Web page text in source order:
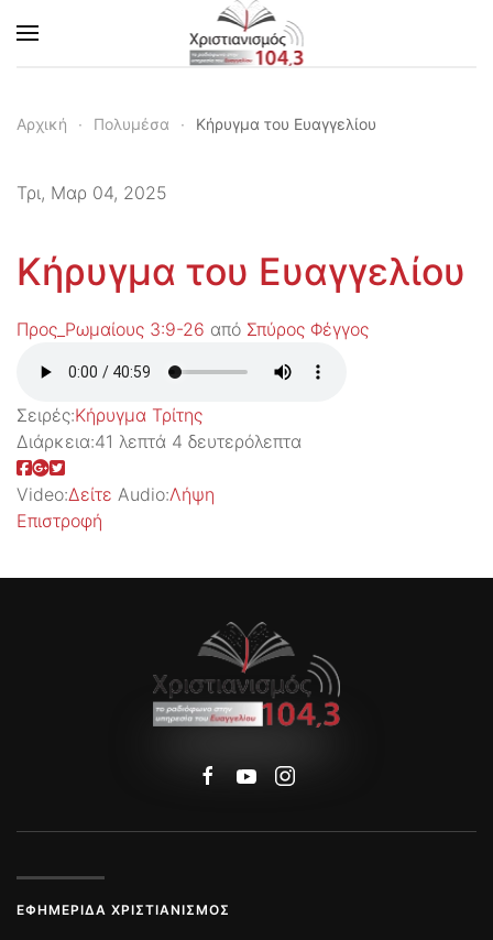
Skip to main content
Αρχική Πολυμέσα Κήρυγμα του Ευαγγελίου
Τρι, Μαρ 04, 2025
Κήρυγμα του Ευαγγελίου
Προς_Ρωμαίους 3:9-26 από Σπύρος Φέγγος
Σειρές:Kήρυγμα Τρίτης
Διάρκεια:41 λεπτά 4 δευτερόλεπτα
Video:Δείτε Audio:Λήψη
Επιστροφή
ΕΦΗΜΕΡΊΔΑ ΧΡΙΣΤΙΑΝΙΣΜΌΣ